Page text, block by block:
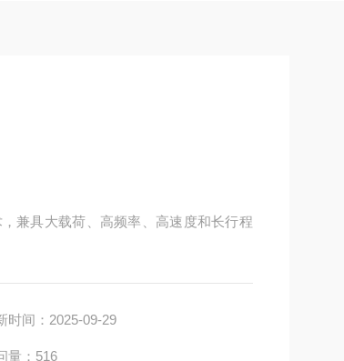
兼具大载荷、高频率、高速度和长行程
时间：2025-09-29
量：516